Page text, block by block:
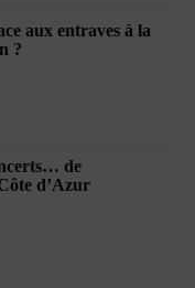
aux entraves à la
?
de
d’Azur